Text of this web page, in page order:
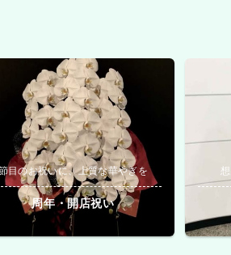
目のお祝いに、上質な華やぎを
周年・開店祝い